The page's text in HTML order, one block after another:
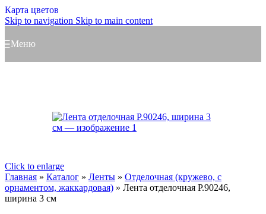
Карта цветов
Skip to navigation Skip to main content
Меню
Click to enlarge
Главная » Каталог » Ленты » Отделочная (кружево, с
орнаментом, жаккардовая) » Лента отделочная Р.90246,
ширина 3 см